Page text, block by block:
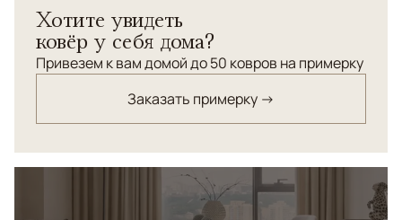
Индии. Шерсть и шелк высшей категории. Рельефная
стрижка ворса. Высокая узелковая плотность.
Хотите увидеть
ковёр у себя дома?
Привезем к вам домой до 50 ковров на примерку
Заказать примерку →